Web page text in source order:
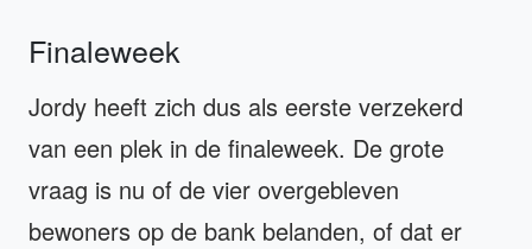
Finaleweek
Jordy heeft zich dus als eerste verzekerd
van een plek in de finaleweek. De grote
vraag is nu of de vier overgebleven
bewoners op de bank belanden, of dat er